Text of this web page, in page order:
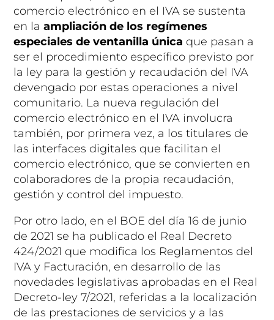
comercio electrónico en el IVA se sustenta
en laampliación de los regímenes
especiales de ventanilla única que pasan a
ser el procedimiento específico previsto por
la ley para la gestión y recaudación del IVA
devengado por estas operaciones a nivel
comunitario. La nueva regulación del
comercio electrónico en el IVA involucra
también, por primera vez, a los titulares de
las interfaces digitales que facilitan el
comercio electrónico, que se convierten en
colaboradores de la propia recaudación,
gestión y control del impuesto.
Por otro lado, en el BOE del día 16 de junio
de 2021 se ha publicado el Real Decreto
424/2021 que modifica los Reglamentos del
IVA y Facturación, en desarrollo de las
novedades legislativas aprobadas en el Real
Decreto-ley 7/2021, referidas a la localización
de las prestaciones de servicios y a las